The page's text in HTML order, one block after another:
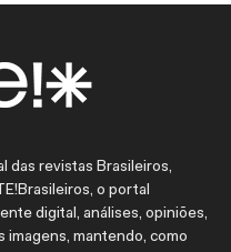
das revistas Brasileiros,
o portal
digital, análises, opiniões,
mantendo, como